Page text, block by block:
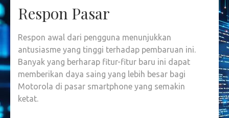
Respon Pasar
Respon awal dari pengguna menunjukkan
antusiasme yang tinggi terhadap pembaruan ini.
Banyak yang berharap fitur-fitur baru ini dapat
memberikan daya saing yang lebih besar bagi
Motorola di pasar smartphone yang semakin
ketat.